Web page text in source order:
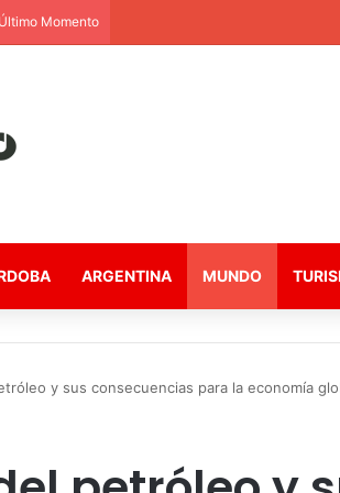
Momento
ARGENTINA MUNDO
y sus consecuencias para la economía